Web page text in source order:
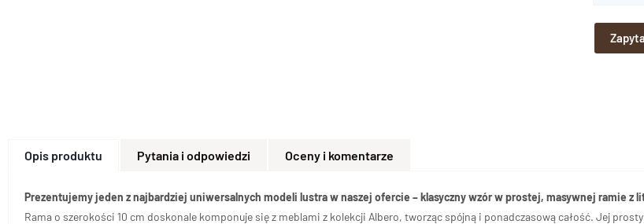
Opis produktu Pytania i odpowiedzi Oceny i komentarze
Prezentujemy jeden z najbardziej uniwersalnych modeli lustra w naszej ofercie – klasyczny wzór w prostej, masywnej ramie z
Rama o szerokości 10 cm doskonale komponuje się z meblami z kolekcji Albero, tworząc spójną i ponadczasową całość. Jej